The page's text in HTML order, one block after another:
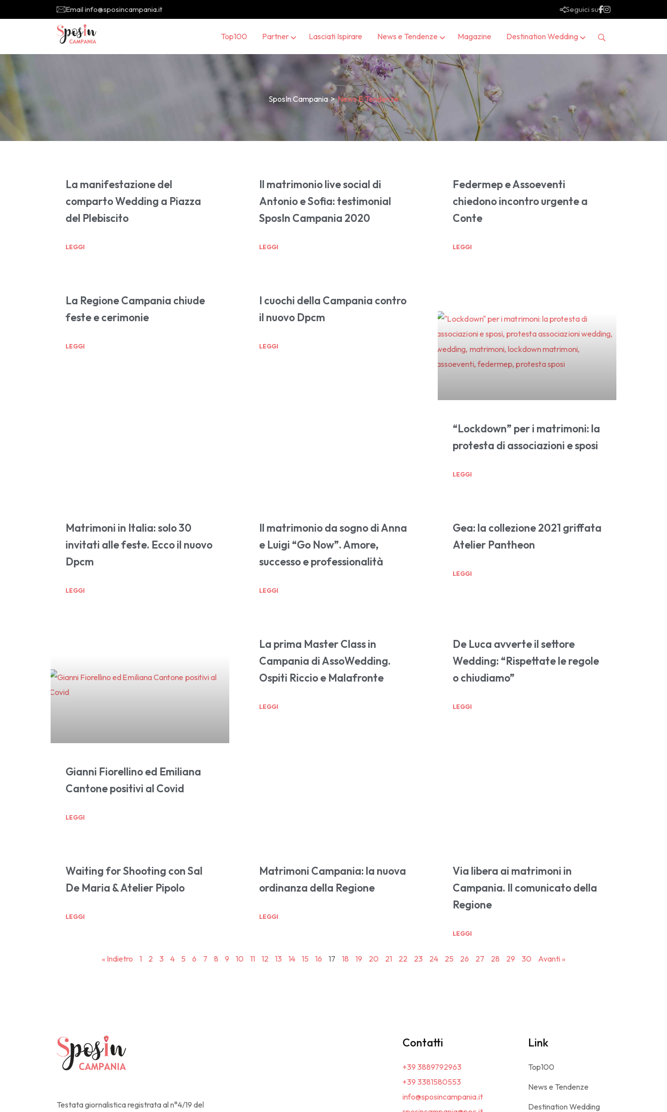
Email info@sposincampania.it Seguici su
Top100 Partner Lasciati Ispirare News e Tendenze Magazine Destination Wedding
SposIn Campania>News E Tendenze
La manifestazione del
comparto Wedding a Piazza
del Plebiscito
LEGGI
Il matrimonio live social di
Antonio e Sofia: testimonial
SposIn Campania 2020
LEGGI
Federmep e Assoeventi
chiedono incontro urgente a
Conte
LEGGI
La Regione Campania chiude
feste e cerimonie
LEGGI
I cuochi della Campania contro
il nuovo Dpcm
LEGGI
“Lockdown” per i matrimoni: la
protesta di associazioni e sposi
LEGGI
Matrimoni in Italia: solo 30
invitati alle feste. Ecco il nuovo
Dpcm
LEGGI
Il matrimonio da sogno di Anna
e Luigi “Go Now”. Amore,
successo e professionalità
LEGGI
Gea: la collezione 2021 griffata
Atelier Pantheon
LEGGI
Gianni Fiorellino ed Emiliana
Cantone positivi al Covid
LEGGI
La prima Master Class in
Campania di AssoWedding.
Ospiti Riccio e Malafronte
LEGGI
De Luca avverte il settore
Wedding: “Rispettate le regole
o chiudiamo”
LEGGI
Waiting for Shooting con Sal
De Maria & Atelier Pipolo
LEGGI
Matrimoni Campania: la nuova
ordinanza della Regione
LEGGI
Via libera ai matrimoni in
Campania. Il comunicato della
Regione
LEGGI
« Indietro 1 2 3 4 5 6 7 8 9 10 11 12 13 14 15 16 17 18 19 20 21 22 23 24 25 26 27 28 29 30 Avanti »
Testata giornalistica registrata al n°4/19 del
Contatti
+39 3889792963
+39 3381580553
info@sposincampania.it
Link
Top100
News e Tendenze
Destination Wedding